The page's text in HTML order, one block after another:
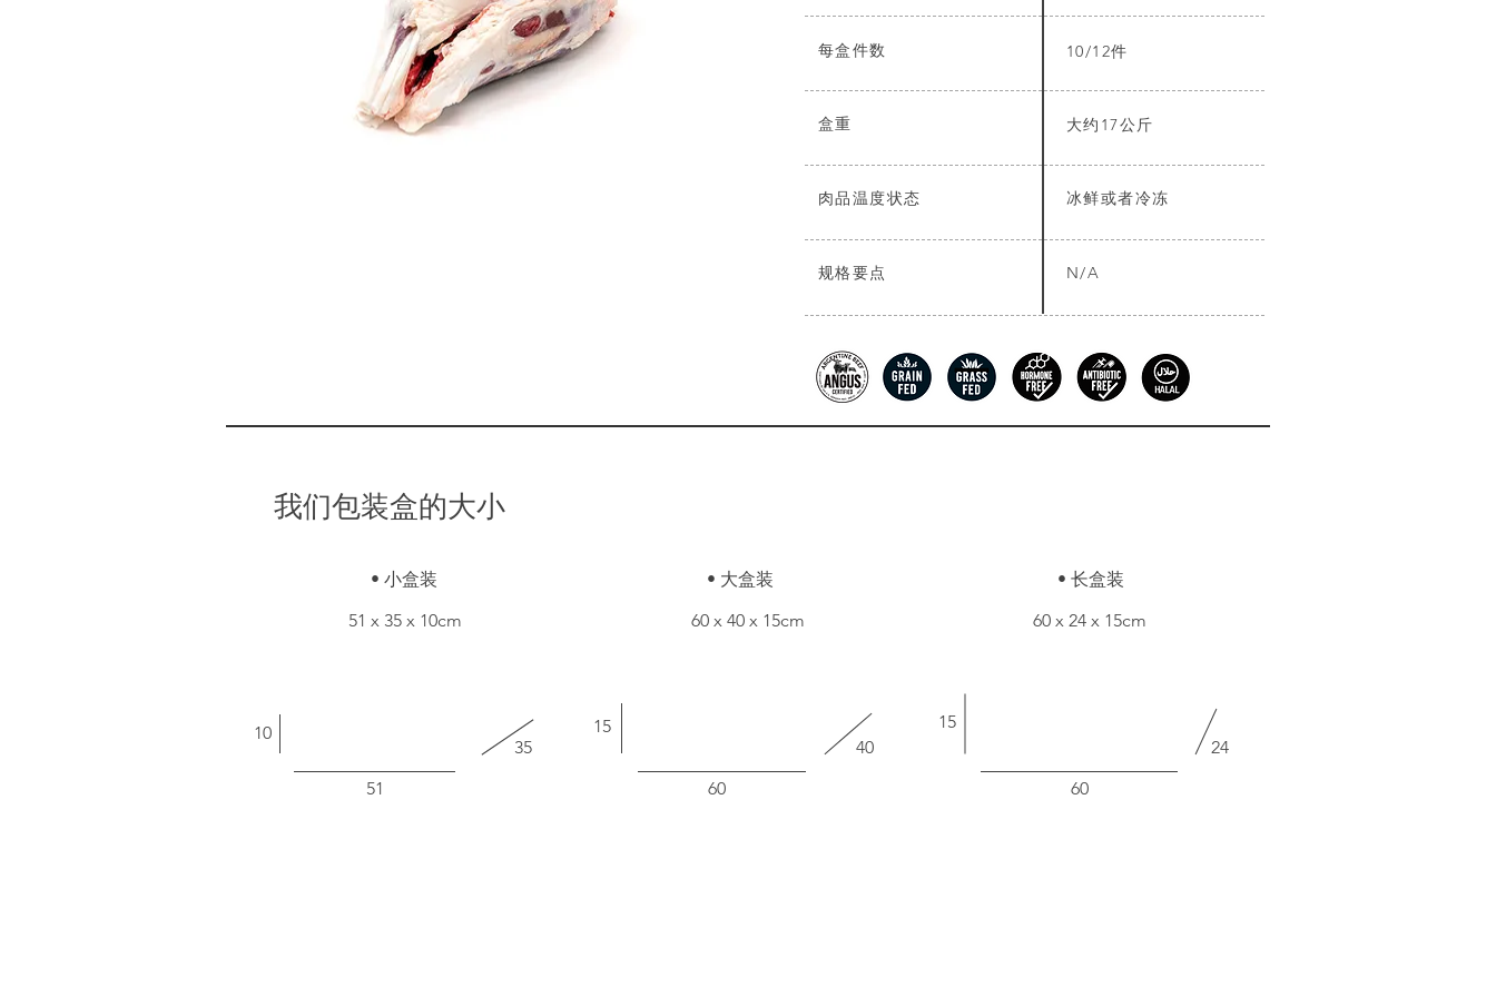
每盒件数 10/12件
盒重 大约17公斤
肉品温度状态 冰鲜或者冷冻
规格要点 N/A
我们包装盒的大小
• 小盒装
51 x 35 x 10cm
10
35
51
• 大盒装
60 x 40 x 15cm
15
40
60
• 长盒装
60 x 24 x 15cm
15
24
60